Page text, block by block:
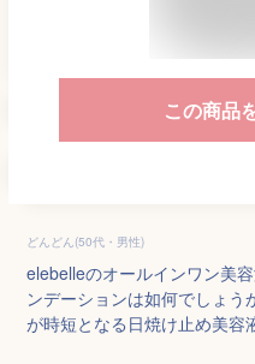
この商品
どんどん(50代・男性)
elebelleのオールインワン美
ンデーションは如何でしょう
が時短となる日焼け止め美容